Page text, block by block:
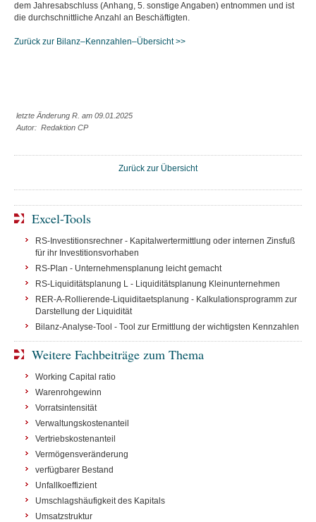
dem Jahresabschluss (Anhang, 5. sonstige Angaben) entnommen und ist
die durchschnittliche Anzahl an Beschäftigten.
Zurück zur Bilanz–Kennzahlen–Übersicht >>
letzte Änderung R. am 09.01.2025
Autor: Redaktion CP
Zurück zur Übersicht
Excel-Tools
RS-Investitionsrechner - Kapitalwertermittlung oder internen Zinsfuß
für ihr Investitionsvorhaben
RS-Plan - Unternehmensplanung leicht gemacht
RS-Liquiditätsplanung L - Liquiditätsplanung Kleinunternehmen
RER-A-Rollierende-Liquiditaetsplanung - Kalkulationsprogramm zur
Darstellung der Liquidität
Bilanz-Analyse-Tool - Tool zur Ermittlung der wichtigsten Kennzahlen
Weitere Fachbeiträge zum Thema
Working Capital ratio
Warenrohgewinn
Vorratsintensität
Verwaltungskostenanteil
Vertriebskostenanteil
Vermögensveränderung
verfügbarer Bestand
Unfallkoeffizient
Umschlagshäufigkeit des Kapitals
Umsatzstruktur